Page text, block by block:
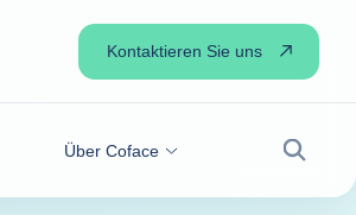
Über Coface
Suche
Kontaktieren Sie uns